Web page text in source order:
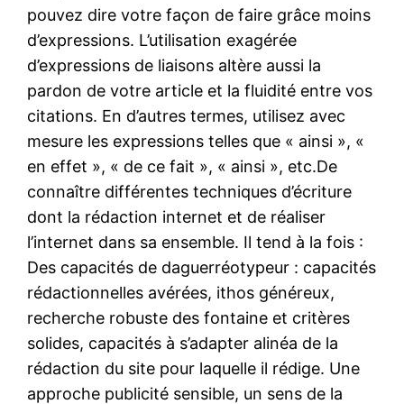
pouvez dire votre façon de faire grâce moins
d’expressions. L’utilisation exagérée
d’expressions de liaisons altère aussi la
pardon de votre article et la fluidité entre vos
citations. En d’autres termes, utilisez avec
mesure les expressions telles que « ainsi », «
en effet », « de ce fait », « ainsi », etc.De
connaître différentes techniques d’écriture
dont la rédaction internet et de réaliser
l’internet dans sa ensemble. Il tend à la fois :
Des capacités de daguerréotypeur : capacités
rédactionnelles avérées, ithos généreux,
recherche robuste des fontaine et critères
solides, capacités à s’adapter alinéa de la
rédaction du site pour laquelle il rédige. Une
approche publicité sensible, un sens de la